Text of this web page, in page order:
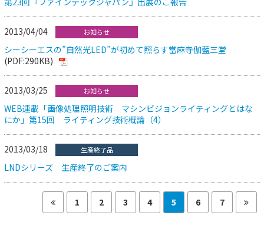
2013/04/04 お知らせ
シーシーエスの”自然光LED”が初めて照らす當麻寺伽藍三堂
(PDF:290KB)
2013/03/25 お知らせ
WEB連載「画像処理照明技術 マシンビジョンライティングとはな
にか」第15回 ライティング技術概論（4）
2013/03/18 生産終了品
LNDシリーズ 生産終了のご案内
1 2 3 4 5 6 7